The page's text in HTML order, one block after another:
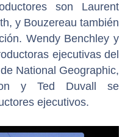
son Laurent
y Bouzereau también
Wendy Benchley y
ejecutivas del
National Geographic,
y Ted Duvall se
ejecutivos.